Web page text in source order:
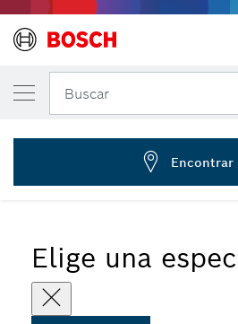
Buscar
... Sets de pulido S24 para
Elige una
Juego de pulido S24, 8
0 603 004 101